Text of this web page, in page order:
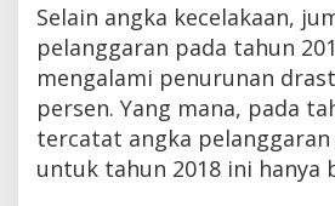
Selain angka kecelakaan,
pelanggaran pada tahun
mengalami penurunan
persen. Yang mana, pada
tercatat angka pelanggaran
untuk tahun 2018 ini hanya